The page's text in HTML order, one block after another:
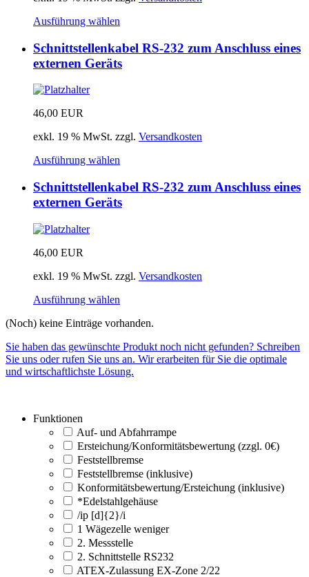
Ausführung wählen
Schnittstellenkabel RS-232 zum Anschluss eines
externen Geräts
46,00 EUR
exkl. 19 % MwSt. zzgl. Versandkosten
Ausführung wählen
Schnittstellenkabel RS-232 zum Anschluss eines
externen Geräts
46,00 EUR
exkl. 19 % MwSt. zzgl. Versandkosten
Ausführung wählen
(Noch) keine Einträge vorhanden.
Sie haben das gewünschte Produkt noch nicht gefunden? Schreiben
Sie uns oder rufen Sie uns an. Wir erarbeiten für Sie die optimale
und wirtschaftlichste Lösung.
Funktionen
Auf- und Abfahrrampe
Ersteichung/Konformitätsbewertung (zzgl. 0€)
Feststellbremse
Feststellbremse (inklusive)
Konformitätsbewertung/Ersteichung (inklusive)
*Edelstahlgehäuse
/ip [d]{2}/i
1 Wägezelle weniger
2. Messstelle
2. Schnittstelle RS232
ATEX-Zulassung EX-Zone 2/22